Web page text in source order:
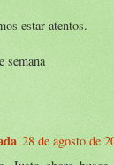
estar atentos.
semana
28 de agosto de